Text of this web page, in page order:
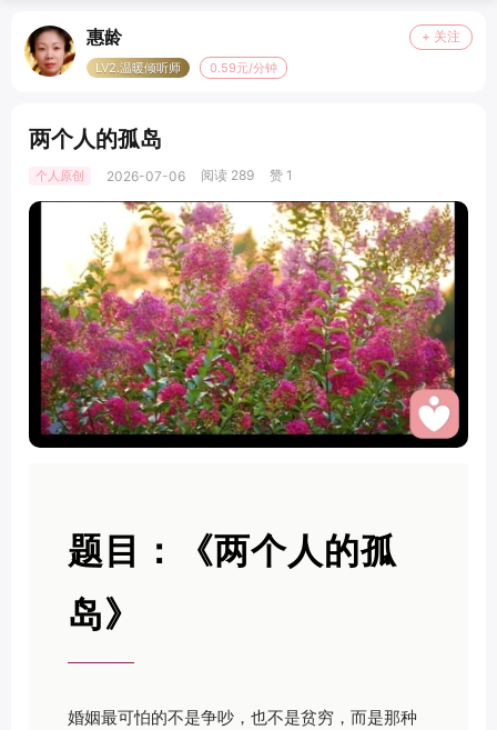
惠龄 + 关注
LV2.温暖倾听师 0.59元/分钟
两个人的孤岛
个人原创 2026-07-06 阅读 289 赞 1
题目：《两个人的孤
岛》
婚姻最可怕的不是争吵，也不是贫穷，而是那种